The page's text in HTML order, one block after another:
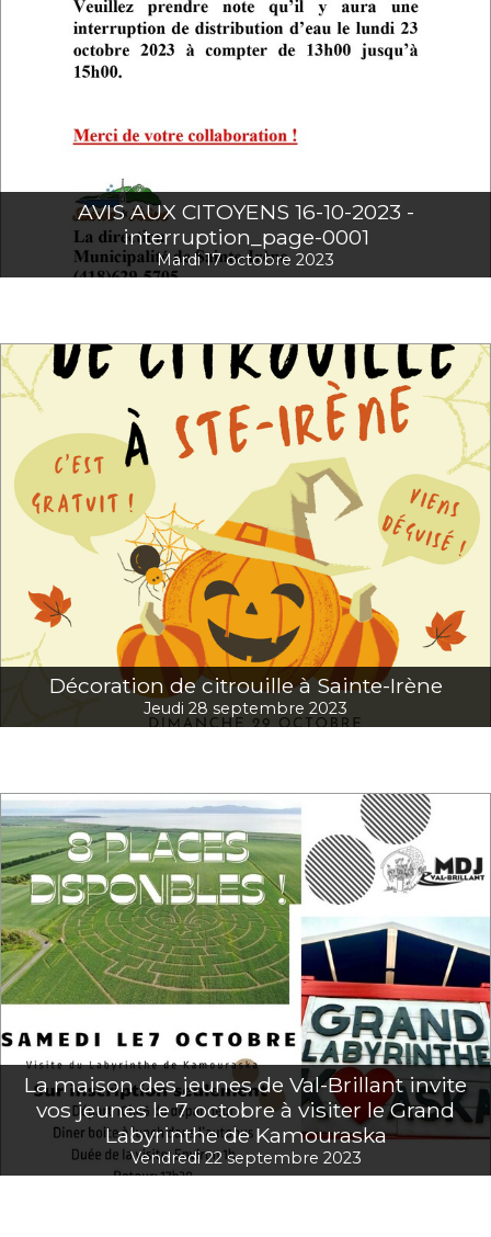
AVIS AUX CITOYENS 16-10-2023 -
interruption_page-0001
Mardi 17 octobre 2023
Décoration de citrouille à Sainte-Irène
Jeudi 28 septembre 2023
La maison des jeunes de Val-Brillant invite
vos jeunes le 7 octobre à visiter le Grand
Labyrinthe de Kamouraska
Vendredi 22 septembre 2023